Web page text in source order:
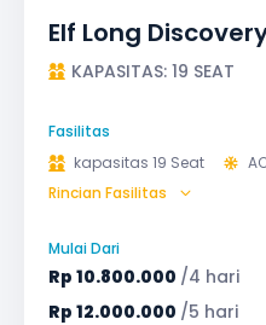
Elf Long
KAPASITAS: 19 SEAT
Fasilitas
kapasitas 19 Seat
GPS
Microphone
TV LED & Android System
Rincian Fasilitas
Mulai Dari
Rp 10.800.000 /4 hari
Rp 12.000.000 /5 hari